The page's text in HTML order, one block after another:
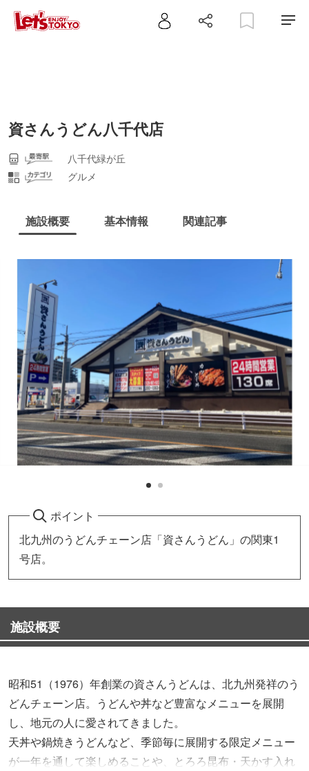
資さんうどん八千代店
八千代緑が丘
グルメ
施設概要 基本情報 関連記事
ポイント
北九州のうどんチェーン店「資さんうどん」の関東1
号店。
施設概要
昭和51（1976）年創業の資さんうどんは、北九州発祥のう
どんチェーン店。うどんや丼など豊富なメニューを展開
し、地元の人に愛されてきました。
天丼や鍋焼きうどんなど、季節毎に展開する限定メニュー
が一年を通して楽しめることや、とろろ昆布・天かす入れ